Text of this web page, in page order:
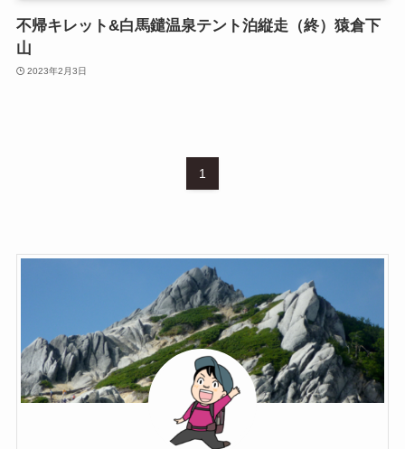
不帰キレット&白馬鑓温泉テント泊縦走（終）猿倉下
山
2023年2月3日
1